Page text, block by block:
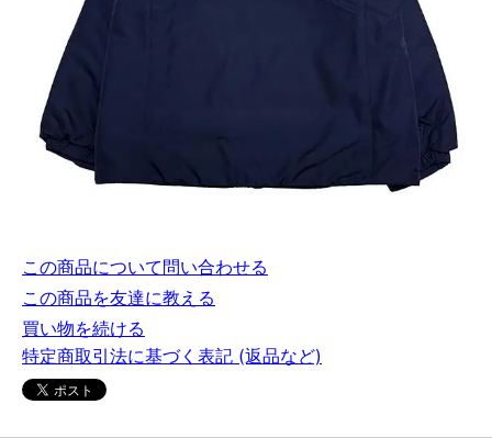
この商品について問い合わせる
この商品を友達に教える
買い物を続ける
特定商取引法に基づく表記 (返品など)